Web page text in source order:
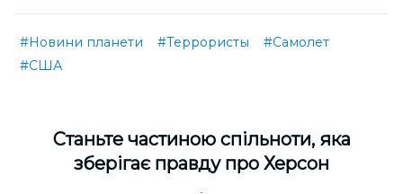
#Новини планети #Террористы
#Самолет
#США
Cтаньте частиною спільноти, яка
зберігає правду про Херсон